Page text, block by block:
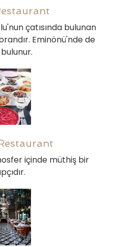
çatısında bulunan
Eminönü'nde de
içinde müthiş bir